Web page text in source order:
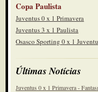
Copa Paulista
Juventus 0 x 1 Primavera
Juventus 3 x 1 Paulista
Osasco Sporting 0 x 1
Últimas Notícias
Juventus 0 x 1 Primavera -